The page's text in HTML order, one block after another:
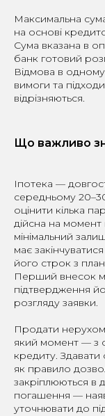
Максимальна
на основі
Сума вказана в
банк готовий
Відмова в
вимоги та
відрізняються.
Що важливо
Іпотека —
середньому
оцінити кілька
дійсна на момент
мінімальний
має
його строк з
Перший внесок
підтвердження
розгляду заявки.
Продати
який момент — з
кредиту. Здавати
як правило
закріплюються в
погашення —
уточнювати до